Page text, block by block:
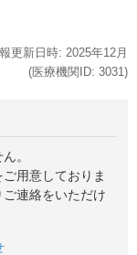
更新日時: 2025年12月
(医療機関ID: 3031)
。
用意しておりま
連絡をいただけ